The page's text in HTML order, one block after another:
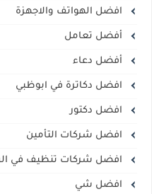
افضل الهواتف والاجهزة
أفضل تعامل
أفضل دعاء
افضل دكاترة في ابوظبي
افضل دكتور
افضل شركات التأمين
افضل شركات تنظيف في
افضل شي